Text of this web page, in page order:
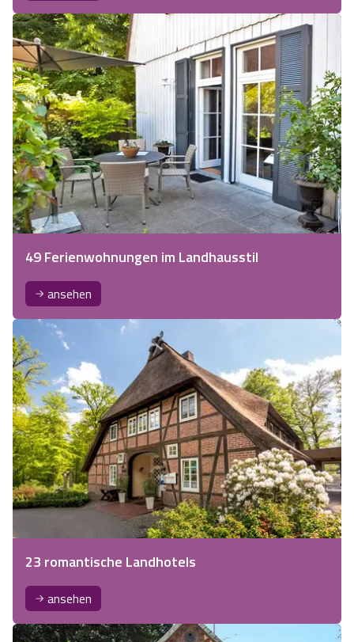
49 Ferienwohnungen im Landhausstil
ansehen
23 romantische Landhotels
ansehen